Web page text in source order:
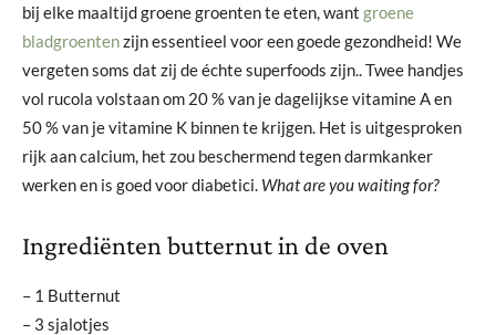
bij elke maaltijd groene groenten te eten, want groene
bladgroentenzijn essentieel voor een goede gezondheid! We
vergeten soms dat zij de échte superfoods zijn.. Twee handjes
vol rucola volstaan om 20 % van je dagelijkse vitamine A en
50 % van je vitamine K binnen te krijgen. Het is uitgesproken
rijk aan calcium, het zou beschermend tegen darmkanker
werken en is goed voor diabetici. What are you waiting for?
Ingrediënten butternut in de oven
– 1 Butternut
– 3 sjalotjes